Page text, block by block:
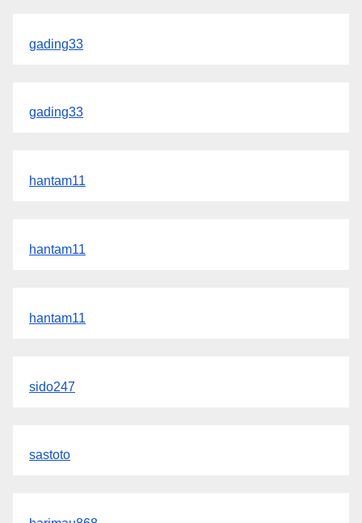
gading33
gading33
hantam11
hantam11
hantam11
sido247
sastoto